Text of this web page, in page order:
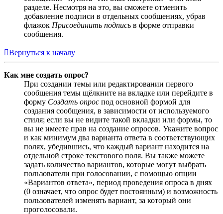
разделе. Несмотря на это, вы сможете отменить
добавление подписи в отдельных сообщениях, убрав
флажок Присоединить подпись в форме отправки
сообщения.
Вернуться к началу
Как мне создать опрос?
При создании темы или редактировании первого
сообщения темы щёлкните на вкладке или перейдите в
форму Создать опрос под основной формой для
создания сообщения, в зависимости от используемого
стиля; если вы не видите такой вкладки или формы, то
вы не имеете прав на создание опросов. Укажите вопрос
и как минимум два варианта ответа в соответствующих
полях, убедившись, что каждый вариант находится на
отдельной строке текстового поля. Вы также можете
задать количество вариантов, которые могут выбрать
пользователи при голосовании, с помощью опции
«Вариантов ответа», период проведения опроса в днях
(0 означает, что опрос будет постоянным) и возможность
пользователей изменять вариант, за который они
проголосовали.